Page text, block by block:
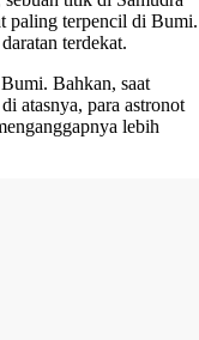
paling terpencil di Bumi.
terdekat.
Bahkan, saat
atasnya, para astronot
lebih